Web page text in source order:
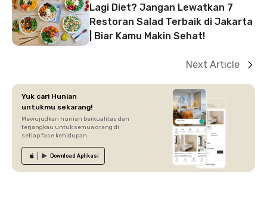
Lagi Diet? Jangan Lewatkan 7
Restoran Salad Terbaik di Jakarta
| Biar Kamu Makin Sehat!
Next Article
Yuk cari Hunian
untukmu sekarang!
Mewujudkan hunian berkualitas dan
terjangkau untuk semua orang di
setiap fase kehidupan.
Download Aplikasi